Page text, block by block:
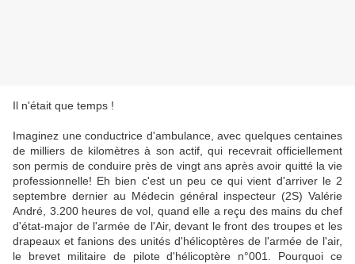
Il n'était que temps !
Imaginez une conductrice d'ambulance, avec quelques centaines
de milliers de kilomètres à son actif, qui recevrait officiellement
son permis de conduire près de vingt ans après avoir quitté la vie
professionnelle! Eh bien c'est un peu ce qui vient d'arriver le 2
septembre dernier au Médecin général inspecteur (2S) Valérie
André, 3.200 heures de vol, quand elle a reçu des mains du chef
d'état-major de l'armée de l'Air, devant le front des troupes et les
drapeaux et fanions des unités d'hélicoptères de l'armée de l'air,
le brevet militaire de pilote d'hélicoptère n°001. Pourquoi ce